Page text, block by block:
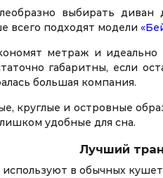
выбирать
всего подходят модели
метраж и
габаритны, если
большая компания.
круглые и островные
удобные для сна.
Лучший
в обычных